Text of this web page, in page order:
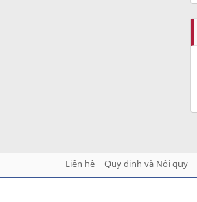
Liên hệ Quy định và Nội quy